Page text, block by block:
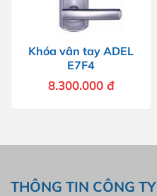
Khóa vân tay ADEL
E7F4
8.300.000 đ
THÔNG TIN CÔNG TY